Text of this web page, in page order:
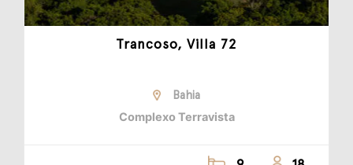
Trancoso, Villa 72
Bahia
Complexo Terravista